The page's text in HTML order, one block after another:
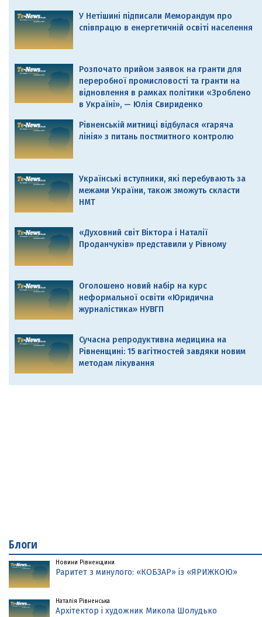
У Нетішині підписали Меморандум про
співпрацю в енергетичній освіті населення
Розпочато прийом заявок на гранти для
переробної промисловості та гранти на
відновлення в рамках політики «Зроблено
в Україні», — Юлія Свириденко
Рівненській митниці відбулася «гаряча
лінія» з питань постмитного контролю
Українські вступники, які перебувають за
межами України, також зможуть скласти
НМТ
«Духовний світ Віктора і Наталії
Проданчуків» представили у Рівному
Оголошено новий набір на курс
неформальної освіти «Юридична
журналістика» НУВГП
Сучасна репродуктивна медицина на
Рівненщині: 15 вагітностей завдяки новим
методам лікування
Блоги
Новини Рівненщини
Раритет з минулого: «КОБЗАР» із «ЯРИЖКОЮ»
Наталія Рівненська
Архітектор і художник Микола Шолудько